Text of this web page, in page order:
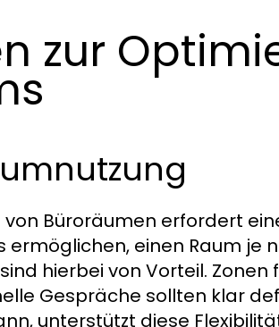
zur
von Büroräumen erfordert
ermöglichen, einen Raum je
hierbei von Vorteil.
Gespräche sollten klar
unterstützt diese